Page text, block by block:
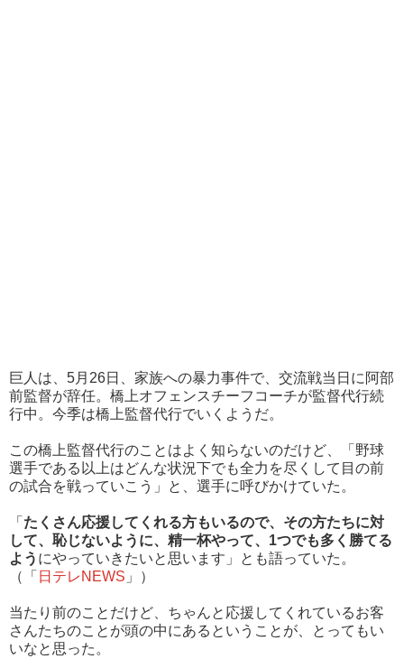
巨人は、5月26日、家族への暴力事件で、交流戦当日に阿部
前監督が辞任。橋上オフェンスチーフコーチが監督代行続
行中。今季は橋上監督代行でいくようだ。
この橋上監督代行のことはよく知らないのだけど、「野球
選手である以上はどんな状況下でも全力を尽くして目の前
の試合を戦っていこう」と、選手に呼びかけていた。
「 たくさん応援してくれる方もいるので、その方たちに対
して、恥じないように、精一杯やって、1つでも多く勝てる
よう にやっていきたいと思います」とも語っていた。
（「 日テレNEWS 」）
当たり前のことだけど、ちゃんと応援してくれているお客
さんたちのことが頭の中にあるということが、とってもい
いなと思った。